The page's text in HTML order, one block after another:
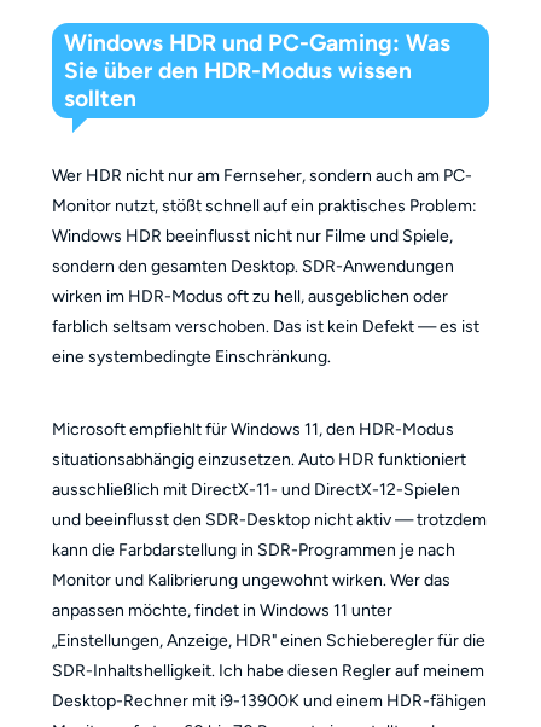
Windows HDR und PC-Gaming: Was
Sie über den HDR-Modus wissen
sollten
Wer HDR nicht nur am Fernseher, sondern auch am PC-
Monitor nutzt, stößt schnell auf ein praktisches Problem:
Windows HDR beeinflusst nicht nur Filme und Spiele,
sondern den gesamten Desktop. SDR-Anwendungen
wirken im HDR-Modus oft zu hell, ausgeblichen oder
farblich seltsam verschoben. Das ist kein Defekt — es ist
eine systembedingte Einschränkung.
Microsoft empfiehlt für Windows 11, den HDR-Modus
situationsabhängig einzusetzen. Auto HDR funktioniert
ausschließlich mit DirectX-11- und DirectX-12-Spielen
und beeinflusst den SDR-Desktop nicht aktiv — trotzdem
kann die Farbdarstellung in SDR-Programmen je nach
Monitor und Kalibrierung ungewohnt wirken. Wer das
anpassen möchte, findet in Windows 11 unter
„Einstellungen, Anzeige, HDR" einen Schieberegler für die
SDR-Inhaltshelligkeit. Ich habe diesen Regler auf meinem
Desktop-Rechner mit i9-13900K und einem HDR-fähigen